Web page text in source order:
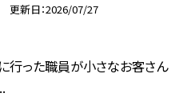
更新日 2026/07/27
行った職員が小さなお客さん